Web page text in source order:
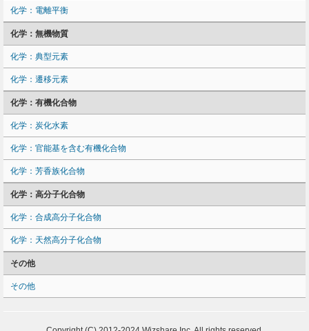
化学：電離平衡
化学：無機物質
化学：典型元素
化学：遷移元素
化学：有機化合物
化学：炭化水素
化学：官能基を含む有機化合物
化学：芳香族化合物
化学：高分子化合物
化学：合成高分子化合物
化学：天然高分子化合物
その他
その他